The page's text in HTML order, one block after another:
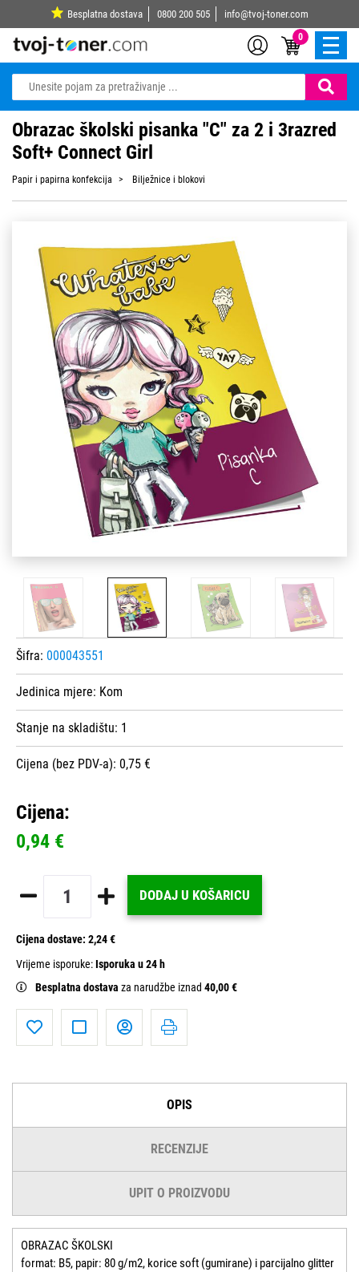
Besplatna dostava 0800 200 505 info@tvoj-toner.com
0
Obrazac školski pisanka "C" za 2 i 3razred
Soft+ Connect Girl
Papir i papirna konfekcija Bilježnice i blokovi
Šifra: 000043551
Jedinica mjere: Kom
Stanje na skladištu: 1
Cijena (bez PDV-a): 0,75 €
Cijena:
0,94 €
DODAJ U KOŠARICU
Cijena dostave: 2,24 €
Vrijeme isporuke:Isporuka u 24 h
Besplatna dostava za narudžbe iznad 40,00 €
OPIS
RECENZIJE
UPIT O PROIZVODU
OBRAZAC ŠKOLSKI
format: B5, papir: 80 g/m2, korice soft (gumirane) i parcijalno glitter